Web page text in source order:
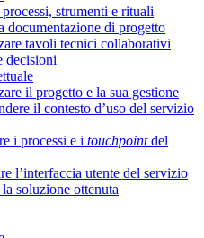
strumenti e rituali
documentazione di progetto
tavoli tecnici collaborativi
decisioni
il progetto e la sua gestione
il contesto d’uso del servizio
i processi e i touchpointdel
l’interfaccia utente del servizio
soluzione ottenuta